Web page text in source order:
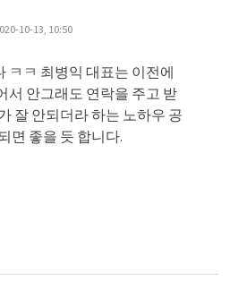
:
10-13, 10:50
ㅋㅋ 최병익 대표는 이전에
서 안그래도 연락을 주고 받
잘 안되더라 하는 노하우 공
면 좋을 듯 합니다.